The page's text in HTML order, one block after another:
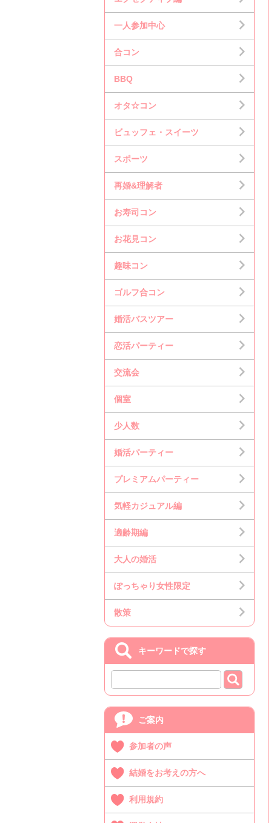
一人参加中心
合コン
BBQ
オタ☆コン
ビュッフェ・スイーツ
スポーツ
再婚&理解者
お寿司コン
お花見コン
趣味コン
ゴルフ合コン
婚活バスツアー
恋活パーティー
交流会
個室
少人数
婚活パーティー
プレミアムパーティー
気軽カジュアル編
適齢期編
大人の婚活
ぽっちゃり女性限定
散策
キーワードで探す
ご案内
参加者の声
結婚をお考えの方へ
利用規約